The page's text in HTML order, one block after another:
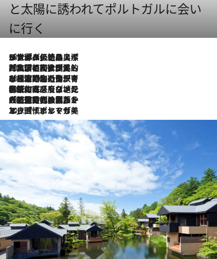
と太陽に誘われてポルトガルに会い
に行く
2026.8.8
リスボンの絶品スイーツ「パステル・デ・ナタ」とは？ポルトガル伝統の奥深い世界へ
2026.7.27
「私の祖国はポルトガル語です」国民的詩人フェルナンド・ペソアと、彼が愛した文学の街を歩く
2026.7.26
ポルトガル近海が育む極上の海の幸。キリリと冷えた白ワインと愉しむ、シーフード専門店の贅沢
2026.7.22
伝統の味をモダンに昇華。高感度な地元客が集う、リスボンの最旬ガストロノミー
2026.7.21
大航海時代の栄華から、震災、独裁、そして革命へ。ポルトガル・首都リスボンの石畳に刻まれた「歴史の光と影」
2026.7.13
エッセイ・ヤマザキマリ「慎ましくも美しき国 ポルトガル」